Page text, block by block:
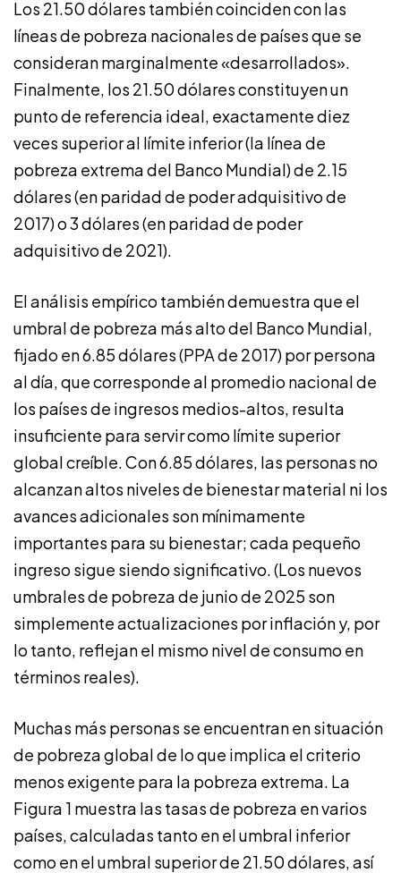
Los 21.50 dólares también coinciden con las
líneas de pobreza nacionales de países que se
consideran marginalmente «desarrollados».
Finalmente, los 21.50 dólares constituyen un
punto de referencia ideal, exactamente diez
veces superior al límite inferior (la línea de
pobreza extrema del Banco Mundial) de 2.15
dólares (en paridad de poder adquisitivo de
2017) o 3 dólares (en paridad de poder
adquisitivo de 2021).
El análisis empírico también demuestra que el
umbral de pobreza más alto del Banco Mundial,
fijado en 6.85 dólares (PPA de 2017) por persona
al día, que corresponde al promedio nacional de
los países de ingresos medios-altos, resulta
insuficiente para servir como límite superior
global creíble. Con 6.85 dólares, las personas no
alcanzan altos niveles de bienestar material ni los
avances adicionales son mínimamente
importantes para su bienestar; cada pequeño
ingreso sigue siendo significativo. (Los nuevos
umbrales de pobreza de junio de 2025 son
simplemente actualizaciones por inflación y, por
lo tanto, reflejan el mismo nivel de consumo en
términos reales).
Muchas más personas se encuentran en situación
de pobreza global de lo que implica el criterio
menos exigente para la pobreza extrema. La
Figura 1 muestra las tasas de pobreza en varios
países, calculadas tanto en el umbral inferior
como en el umbral superior de 21.50 dólares, así